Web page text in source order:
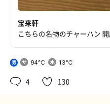
宝来軒
こちらの名物のチャーハン
男 94℃ 13℃
4 130